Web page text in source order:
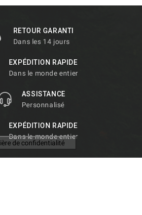
RETOUR GARANTI
Dans les 14 jours
EXPÉDITION RAPIDE
Dans le monde entier
ASSISTANCE
Personnalisé
EXPÉDITION RAPIDE
Dans le monde entier